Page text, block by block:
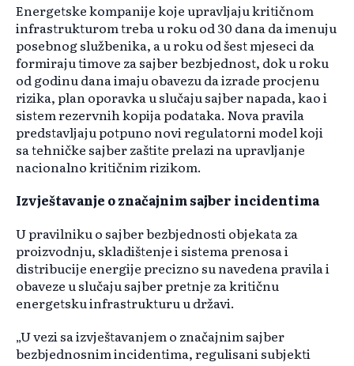
Energetske kompanije koje upravljaju kritičnom
infrastrukturom treba u roku od 30 dana da imenuju
posebnog službenika, a u roku od šest mjeseci da
formiraju timove za sajber bezbjednost, dok u roku
od godinu dana imaju obavezu da izrade procjenu
rizika, plan oporavka u slučaju sajber napada, kao i
sistem rezervnih kopija podataka. Nova pravila
predstavljaju potpuno novi regulatorni model koji
sa tehničke sajber zaštite prelazi na upravljanje
nacionalno kritičnim rizikom.
Izvještavanje o značajnim sajber incidentima
U pravilniku o sajber bezbjednosti objekata za
proizvodnju, skladištenje i sistema prenosa i
distribucije energije precizno su navedena pravila i
obaveze u slučaju sajber pretnje za kritičnu
energetsku infrastrukturu u državi.
„U vezi sa izvještavanjem o značajnim sajber
bezbjednosnim incidentima, regulisani subjekti